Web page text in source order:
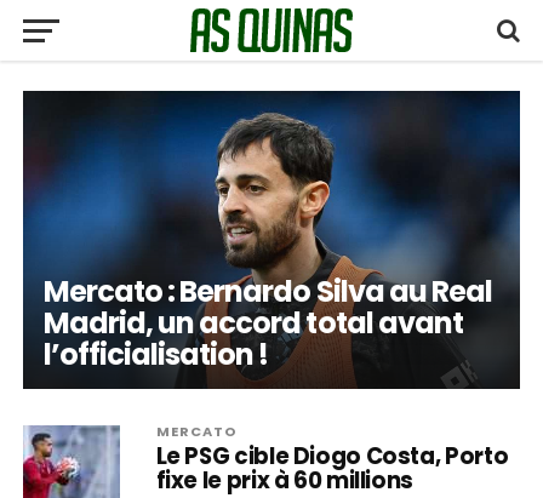
Mercato : Bernardo Silva au Real
Madrid, un accord total avant
l’officialisation !
MERCATO
Le PSG cible Diogo Costa, Porto
fixe le prix à 60 millions